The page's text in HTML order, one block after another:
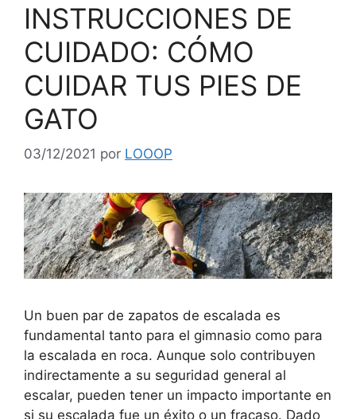
INSTRUCCIONES DE
CUIDADO: CÓMO
CUIDAR TUS PIES DE
GATO
03/12/2021 por LOOOP
Un buen par de zapatos de escalada es
fundamental tanto para el gimnasio como para
la escalada en roca. Aunque solo contribuyen
indirectamente a su seguridad general al
escalar, pueden tener un impacto importante en
si su escalada fue un éxito o un fracaso. Dado